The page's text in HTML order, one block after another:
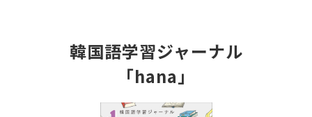
韓国語学習ジャーナル
「hana」